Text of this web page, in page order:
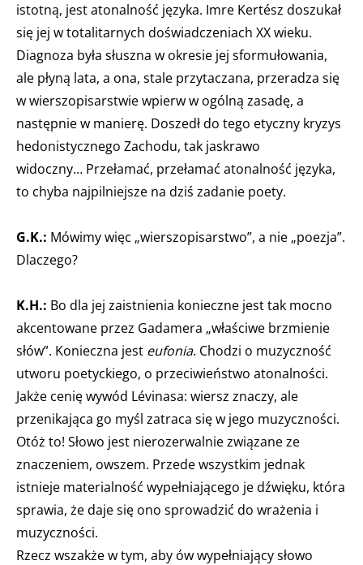
istotną, jest atonalność języka. Imre Kertész doszukał
się jej w totalitarnych doświadczeniach XX wieku.
Diagnoza była słuszna w okresie jej sformułowania,
ale płyną lata, a ona, stale przytaczana, przeradza się
w wierszopisarstwie wpierw w ogólną zasadę, a
następnie w manierę. Doszedł do tego etyczny kryzys
hedonistycznego Zachodu, tak jaskrawo
widoczny… Przełamać, przełamać atonalność języka,
to chyba najpilniejsze na dziś zadanie poety.
G.K.: Mówimy więc „wierszopisarstwo”, a nie „poezja”.
Dlaczego?
K.H.: Bo dla jej zaistnienia konieczne jest tak mocno
akcentowane przez Gadamera „właściwe brzmienie
słów”. Konieczna jest eufonia. Chodzi o muzyczność
utworu poetyckiego, o przeciwieństwo atonalności.
Jakże cenię wywód Lévinasa: wiersz znaczy, ale
przenikająca go myśl zatraca się w jego muzyczności.
Otóż to! Słowo jest nierozerwalnie związane ze
znaczeniem, owszem. Przede wszystkim jednak
istnieje materialność wypełniającego je dźwięku, która
sprawia, że daje się ono sprowadzić do wrażenia i
muzyczności.
Rzecz wszakże w tym, aby ów wypełniający słowo